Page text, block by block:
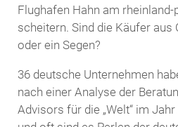
Flughafen Hahn am
scheitern. Sind die Käufer aus
oder ein Segen?
36 deutsche Unternehmen
nach einer Analyse der
Advisors für die „Welt“ im